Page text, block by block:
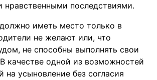
нравственными последствиями.
иметь место только в
не желают или, что
не способны выполнять свои
качестве одной из возможностей
на усыновление без согласия